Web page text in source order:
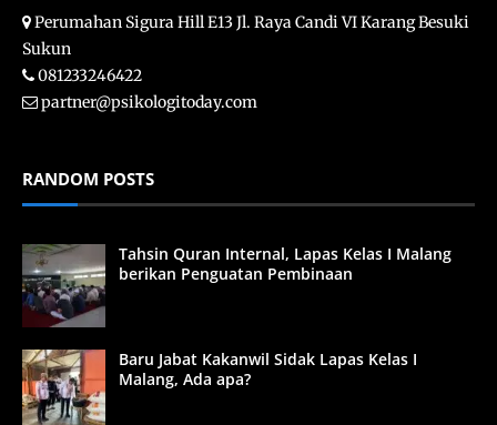
Perumahan Sigura Hill E13 Jl. Raya Candi VI Karang Besuki
Sukun
081233246422
partner@psikologitoday.com
RANDOM POSTS
Tahsin Quran Internal, Lapas Kelas I Malang
berikan Penguatan Pembinaan
Baru Jabat Kakanwil Sidak Lapas Kelas I
Malang, Ada apa?